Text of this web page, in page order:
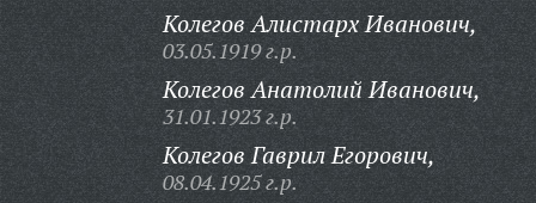
Колегов Алистарх Иванович,
03.05.1919 г.р.
Колегов Анатолий Иванович,
31.01.1923 г.р.
Колегов Гаврил Егорович,
08.04.1925 г.р.